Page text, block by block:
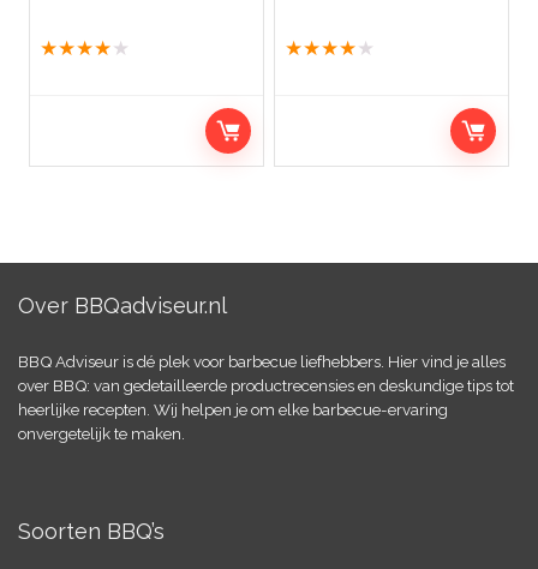
★★★★ ★ ★★★★ ★
Over BBQadviseur.nl
BBQ Adviseur is dé plek voor barbecue liefhebbers. Hier vind je alles
over BBQ: van gedetailleerde productrecensies en deskundige tips tot
heerlijke recepten. Wij helpen je om elke barbecue-ervaring
onvergetelijk te maken.
Soorten BBQ’s